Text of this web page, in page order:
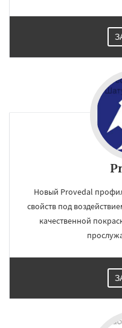
Новый Provedal
свойств под
качественной